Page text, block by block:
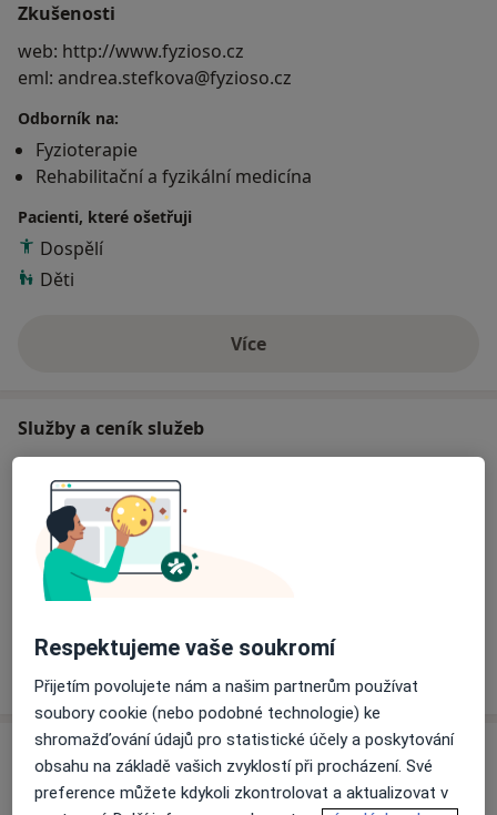
Zkušenosti
web: http://www.fyzioso.cz
eml: andrea.stefkova@fyzioso.cz
Odborník na:
Fyzioterapie
Rehabilitační a fyzikální medicína
Pacienti, které ošetřuji
Dospělí
Děti
Víceo zkušenostech
Služby a ceník služeb
Od 350 Kč Detaily
Laserová terapie
Od 250 Kč Detaily
Jak fungují ceny?
Adresa
Ambulance Fyzioterapie Fyzioso
Respektujeme vaše soukromí
Přijetím povolujete nám a našim partnerům používat
soubory cookie (nebo podobné technologie) ke
shromažďování údajů pro statistické účely a poskytování
obsahu na základě vašich zvyklostí při procházení. Své
preference můžete kdykoli zkontrolovat a aktualizovat v